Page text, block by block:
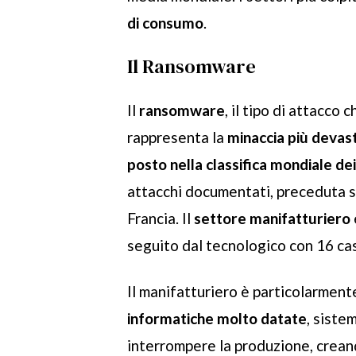
di consumo.
Il Ransomware
Il ransomware, il tipo di attacco
rappresenta la minaccia più
posto nella classifica mondiale
attacchi documentati, preceduta
Francia. Il settore manifatturiero
seguito dal tecnologico con 16
Il manifatturiero è
informatiche molto datate,
interrompere la produzione,